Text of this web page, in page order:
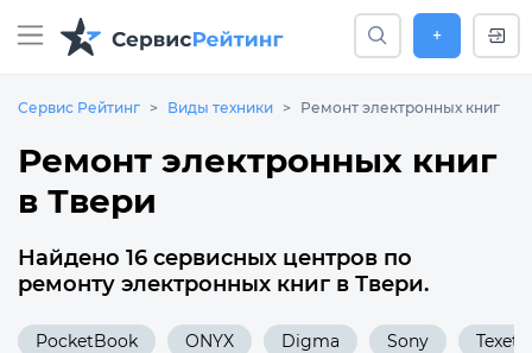
+
Сервис Рейтинг Виды техники Ремонт электронных книг
Ремонт электронных книг
в Твери
Найдено 16 сервисных центров по
ремонту электронных книг в Твери.
PocketBook ONYX Digma Sony Texet